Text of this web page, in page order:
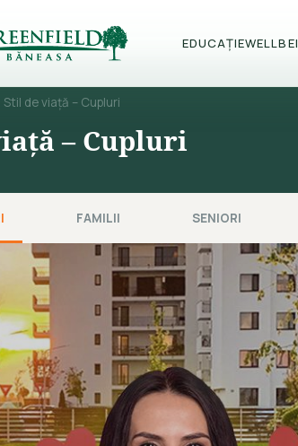
EDUCAȚIE
Stil de viață – Cupluri
– Cupluri
FAMILII SENIORI